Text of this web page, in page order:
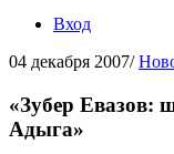
Вход
04 декабря 2007/
«Зубер Евазов:
Адыга»